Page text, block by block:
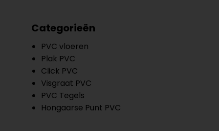
Categorieën
PVC vloeren
Plak PVC
Click PVC
Visgraat PVC
PVC Tegels
Hongaarse Punt PVC